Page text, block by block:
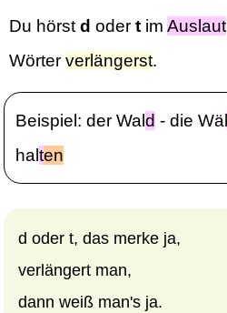
Du hörstd odert imAuslaut
Wörterverlängerst.
Beispiel: der Wald - die
halten
d oder t, das merke ja,
verlängert man,
dann weiß man's ja.